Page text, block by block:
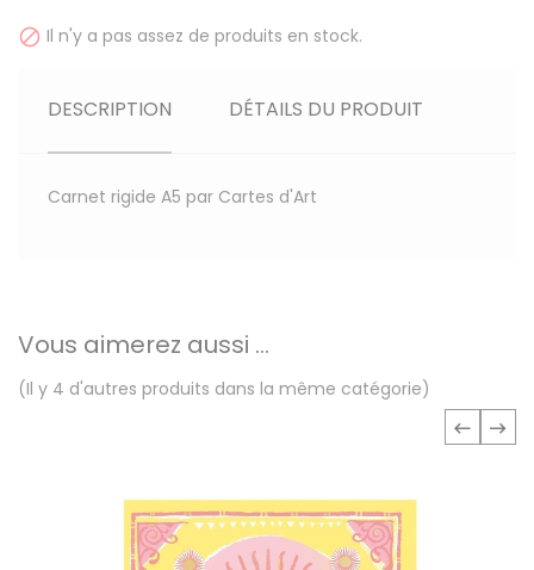
 Il n'y a pas assez de produits en stock.
DESCRIPTION DÉTAILS DU PRODUIT
Carnet rigide A5 par Cartes d'Art
Vous aimerez aussi ...
(Il y 4 d'autres produits dans la même catégorie)